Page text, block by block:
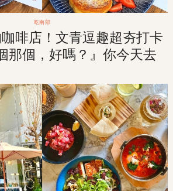
吃南部
啡店！文青逗趣超夯打卡
那個，好嗎？』你今天去